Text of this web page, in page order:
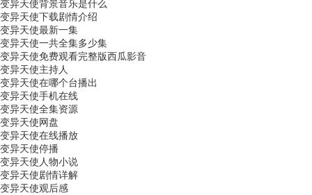
变异天使背景音乐是什么
变异天使下载剧情介绍
变异天使最新一集
变异天使一共全集多少集
变异天使免费观看完整版西瓜影音
变异天使主持人
变异天使在哪个台播出
变异天使手机在线
变异天使全集资源
变异天使网盘
变异天使在线播放
变异天使停播
变异天使人物小说
变异天使剧情详解
变异天使观后感